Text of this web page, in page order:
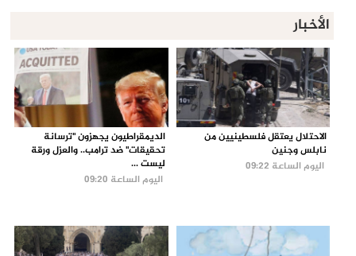
الأخبار
الاحتلال يعتقل فلسطينيين من
نابلس وجنين
اليوم الساعة 09:22
الديمقراطيون يجهزون "ترسانة
تحقيقات" ضد ترامب.. والعزل ورقة
ليست ...
اليوم الساعة 09:20